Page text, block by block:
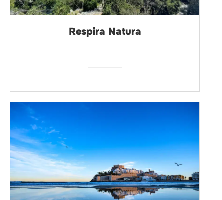
Respira Natura